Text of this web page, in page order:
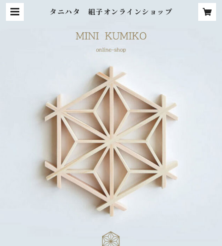
タニハタ 組子オンラインショップ